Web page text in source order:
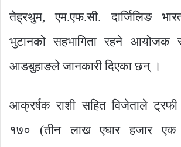
तेह्रथुम, एम.एफ.सी. दार्जिलिङ
भुटानको सहभागिता रहने आयोजक
‍आङबुहाङले जानकारी दिएका छन् ।
आक्रर्षक राशी सहित विजेताले
१७० (तीन लाख एघार हजार